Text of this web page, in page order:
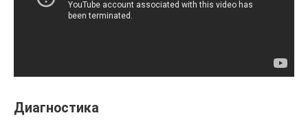
Диагностика